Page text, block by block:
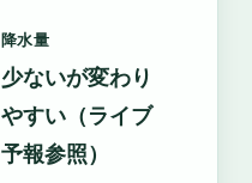
降水量
少ないが変わり
やすい（ライブ
予報参照）